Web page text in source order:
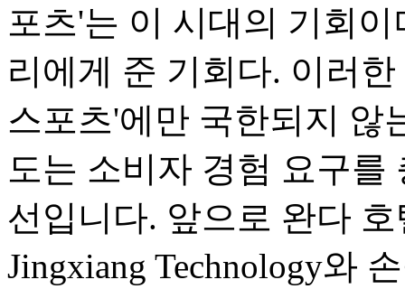
포츠'는 이 시대의 기회
리에게 준 기회다. 이러
스포츠'에만 국한되지 않
도는 소비자 경험 요구
선입니다. 앞으로 완다 호
Jingxiang Technology와